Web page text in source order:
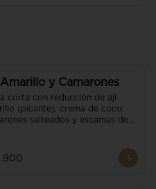
y Camarones
corta con reducción de ají
(picante), crema de coco,
salteados y escamas de